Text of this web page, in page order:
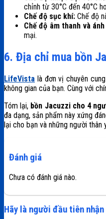
chỉnh từ 30°C đến 40°C
Chế độ sục khí: Chế độ
Chế độ âm thanh và
mại.
6. Địa chỉ mua bồn
LifeVista là đơn vị chuyên
không gian của bạn. Cùng với
Tóm lại, bồn Jacuzzi cho 4
đa dạng, sản phẩm này xứng
lại cho bạn và những người thân
Đánh giá
Chưa có đánh giá nào.
Hãy là người đầu tiên